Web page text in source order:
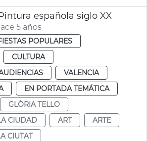
española siglo XX
5 años
POPULARES
CULTURA
VALENCIA
EN PORTADA TEMÁTICA
GLÒRIA TELLO
CIUDAD
ART
ARTE
CIUTAT